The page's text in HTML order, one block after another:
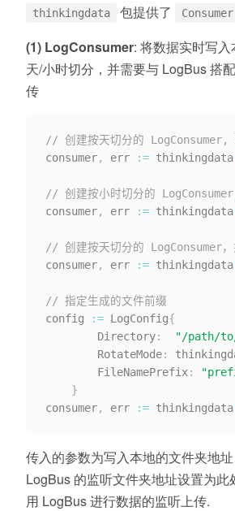
thinkingdata 包提供了 Consumer
(1) LogConsumer: 将数据实时写
天/小时切分，并需要与 LogBus 搭
传
// 创建按天切分的 LogConsumer,
consumer, err := thinkingdata
// 创建按小时切分的
consumer, err := thinkingdata
// 创建按天切分的 LogConsumer
consumer, err := thinkingdata
// 指定生成的文件前缀
config
:= LogConfig{
		Directory
: "/path/
		RotateMode
:
		FileNamePrefix
:
}
consumer, err := thinkingdata
传入的参数为写入本地的文件夹地
LogBus 的监听文件夹地址设置为此
用 LogBus 进行数据的监听上传.